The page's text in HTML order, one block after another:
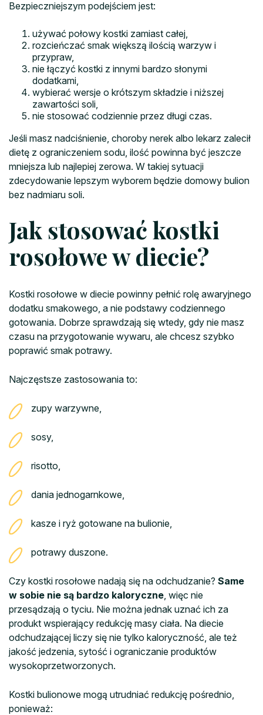
Bezpieczniejszym podejściem jest:
używać połowy kostki zamiast całej,
rozcieńczać smak większą ilością warzyw i
przypraw,
nie łączyć kostki z innymi bardzo słonymi
dodatkami,
wybierać wersje o krótszym składzie i niższej
zawartości soli,
nie stosować codziennie przez długi czas.
Jeśli masz nadciśnienie, choroby nerek albo lekarz zalecił
dietę z ograniczeniem sodu, ilość powinna być jeszcze
mniejsza lub najlepiej zerowa. W takiej sytuacji
zdecydowanie lepszym wyborem będzie domowy bulion
bez nadmiaru soli.
Jak stosować kostki
rosołowe w diecie?
Kostki rosołowe w diecie powinny pełnić rolę awaryjnego
dodatku smakowego, a nie podstawy codziennego
gotowania. Dobrze sprawdzają się wtedy, gdy nie masz
czasu na przygotowanie wywaru, ale chcesz szybko
poprawić smak potrawy.
Najczęstsze zastosowania to:
zupy warzywne,
sosy,
risotto,
dania jednogarnkowe,
kasze i ryż gotowane na bulionie,
potrawy duszone.
Czy kostki rosołowe nadają się na odchudzanie? Same
w sobie nie są bardzo kaloryczne , więc nie
przesądzają o tyciu. Nie można jednak uznać ich za
produkt wspierający redukcję masy ciała. Na diecie
odchudzającej liczy się nie tylko kaloryczność, ale też
jakość jedzenia, sytość i ograniczanie produktów
wysokoprzetworzonych.
Kostki bulionowe mogą utrudniać redukcję pośrednio,
ponieważ: